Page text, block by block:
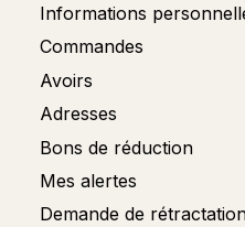
Informations
Commandes
Avoirs
Adresses
Bons de réduction
Mes alertes
Demande de